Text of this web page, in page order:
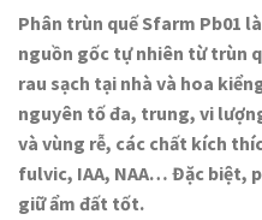
Phân trùn quế Sfarm Pb01
nguồn gốc tự nhiên từ trùn
rau sạch tại nhà và hoa
nguyên tố đa, trung, vi
và vùng rễ, các chất kích
fulvic, IAA, NAA… Đặc biệt,
giữ ẩm đất tốt.